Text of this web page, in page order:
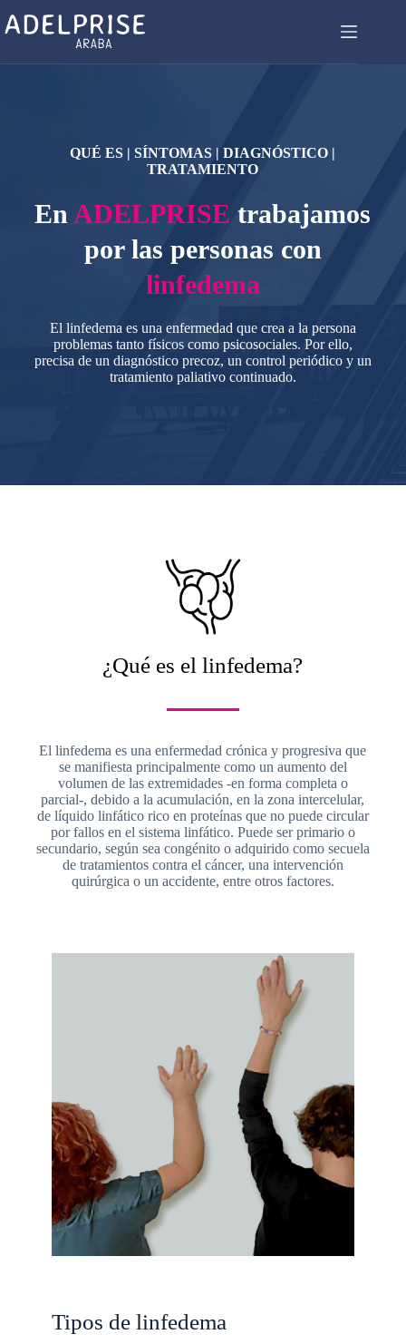
QUÉ ES | SÍNTOMAS | DIAGNÓSTICO |
TRATAMIENTO
EnADELPRISE trabajamos
por las personas con
linfedema
El linfedema es una enfermedad que crea a la persona
problemas tanto físicos como psicosociales. Por ello,
precisa de un diagnóstico precoz, un control periódico y un
tratamiento paliativo continuado.
¿Qué es el linfedema?
El linfedema es una enfermedad crónica y progresiva que
se manifiesta principalmente como un aumento del
volumen de las extremidades -en forma completa o
parcial-, debido a la acumulación, en la zona intercelular,
de líquido linfático rico en proteínas que no puede circular
por fallos en el sistema linfático. Puede ser primario o
secundario, según sea congénito o adquirido como secuela
de tratamientos contra el cáncer, una intervención
quirúrgica o un accidente, entre otros factores.
Tipos de linfedema